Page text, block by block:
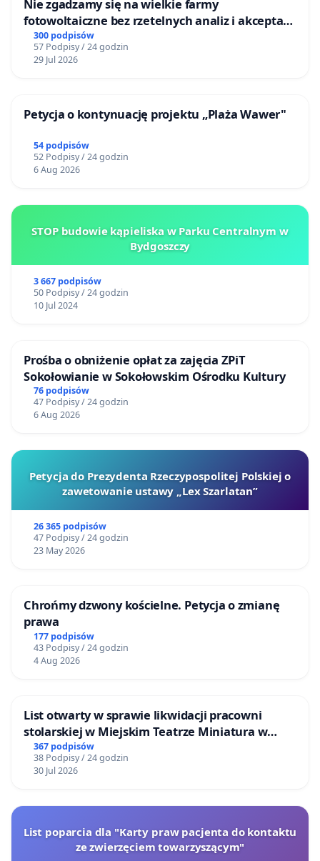
Nie zgadzamy się na wielkie farmy
fotowoltaiczne bez rzetelnych analiz i akceptacji
mieszkańców
300 podpisów
57 Podpisy / 24 godzin
29 Jul 2026
Petycja o kontynuację projektu „Plaża Wawer"
54 podpisów
52 Podpisy / 24 godzin
6 Aug 2026
STOP budowie kąpieliska w Parku Centralnym w
Bydgoszczy
3 667 podpisów
50 Podpisy / 24 godzin
10 Jul 2024
Prośba o obniżenie opłat za zajęcia ZPiT
Sokołowianie w Sokołowskim Ośrodku Kultury
76 podpisów
47 Podpisy / 24 godzin
6 Aug 2026
Petycja do Prezydenta Rzeczypospolitej Polskiej o
zawetowanie ustawy „Lex Szarlatan”
26 365 podpisów
47 Podpisy / 24 godzin
23 May 2026
Chrońmy dzwony kościelne. Petycja o zmianę
prawa
177 podpisów
43 Podpisy / 24 godzin
4 Aug 2026
List otwarty w sprawie likwidacji pracowni
stolarskiej w Miejskim Teatrze Miniatura w
Gdańsku
367 podpisów
38 Podpisy / 24 godzin
30 Jul 2026
List poparcia dla "Karty praw pacjenta do kontaktu
ze zwierzęciem towarzyszącym"